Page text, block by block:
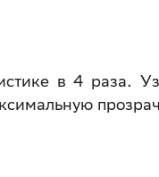
в 4 раза.